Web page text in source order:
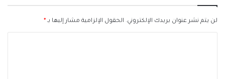
لن يتم نشر عنوان بريدك الإلكتروني. الحقول الإلزامية مشار إليها بـ *